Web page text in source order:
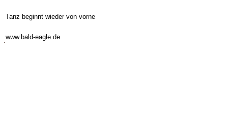
Tanz beginnt wieder von vorne
www.bald-eagle.de